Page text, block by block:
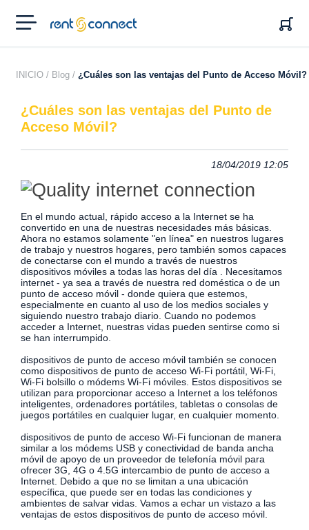
RENT'N
CONNECT
INICIO / Blog / ¿Cuáles son las ventajas del Punto de Acceso Móvil?
¿Cuáles son las ventajas del Punto de
Acceso Móvil?
18/04/2019 12:05
En el mundo actual, rápido acceso a la Internet se ha
convertido en una de nuestras necesidades más básicas.
Ahora no estamos solamente "en línea" en nuestros lugares
de trabajo y nuestros hogares, pero también somos capaces
de conectarse con el mundo a través de nuestros
dispositivos móviles a todas las horas del día
. Necesitamos
internet - ya sea a través de nuestra red doméstica o de un
punto de acceso móvil - donde quiera que estemos,
especialmente en cuanto al uso de los medios sociales y
siguiendo nuestro trabajo diario. Cuando no podemos
acceder a Internet, nuestras vidas pueden sentirse como si
se han interrumpido.
dispositivos de punto de acceso móvil también se conocen
como dispositivos de punto de acceso Wi-Fi portátil, Wi-Fi,
Wi-Fi bolsillo o módems Wi-Fi móviles. Estos dispositivos se
utilizan para proporcionar acceso a Internet a los teléfonos
inteligentes, ordenadores portátiles, tabletas o consolas de
juegos portátiles en cualquier lugar, en cualquier momento.
dispositivos de punto de acceso Wi-Fi funcionan de manera
similar a los módems USB y conectividad de banda ancha
móvil de apoyo de un proveedor de telefonía móvil para
ofrecer 3G, 4G o 4.5G intercambio de punto de acceso a
Internet. Debido a que no se limitan a una ubicación
específica, que puede ser en todas las condiciones y
ambientes de salvar vidas. Vamos a echar un vistazo a las
ventajas de estos dispositivos de punto de acceso móvil.